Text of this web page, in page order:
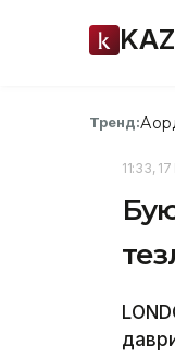
Тренд:
11:33,